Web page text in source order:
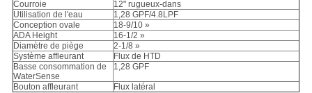
Courroie
12" rugueux-dans
Utilisation de l'eau
1,28 GPF/4.8LPF
Conception ovale
18-9/10 »
ADA Height
16-1/2 »
Diamètre de piège
2-1/8 »
Système affleurant
Flux de HTD
Basse consommation de
WaterSense
1,28 GPF
Bouton affleurant Flux latéral